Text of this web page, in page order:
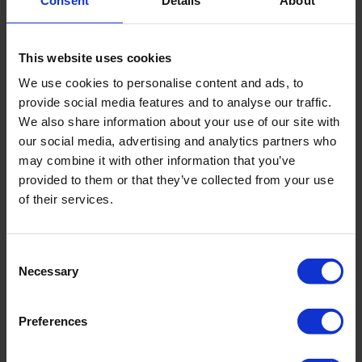
This website uses cookies
We use cookies to personalise content and ads, to
provide social media features and to analyse our traffic.
We also share information about your use of our site with
our social media, advertising and analytics partners who
may combine it with other information that you’ve
provided to them or that they’ve collected from your use
of their services.
Selection
Necessary
Preferences